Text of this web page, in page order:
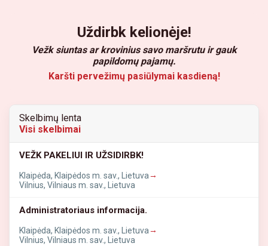
Uždirbk kelionėje!
Vežk siuntas ar krovinius savo maršrutu ir gauk
papildomų pajamų.
Karšti pervežimų pasiūlymai kasdieną!
Skelbimų lenta
Visi skelbimai
VEŽK PAKELIUI IR UŽSIDIRBK!
Klaipėda, Klaipėdos m. sav., Lietuva→
Vilnius, Vilniaus m. sav., Lietuva
Administratoriaus informacija.
Klaipėda, Klaipėdos m. sav., Lietuva→
Vilnius, Vilniaus m. sav., Lietuva